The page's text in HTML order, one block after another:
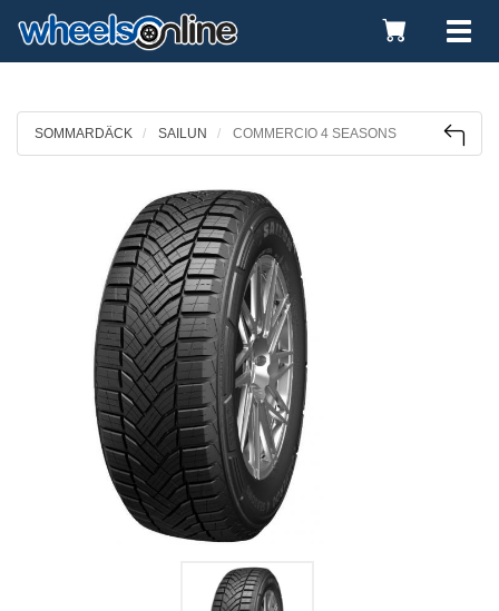
Toggle
Cart
SOMMARDÄCK SAILUN COMMERCIO 4 SEASONS